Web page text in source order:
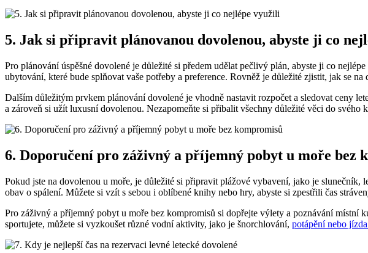
5. Jak si ⁤připravit plánovanou⁤ dovolenou, ⁢abyste ji⁢ co
Pro plánování úspěšné dovolené je důležité si předem udělat pečlivý plán, abyste⁤ ji co⁢
ubytování, ‌které bude‌ splňovat vaše potřeby a preference. Rovněž je důležité zjistit, jak se
Dalším‌ důležitým prvkem plánování dovolené je vhodně nastavit rozpočet a sledovat ceny
a zároveň ​si užít ⁣luxusní dovolenou.‌ Nezapomeňte si přibalit všechny důležité věci do svého
6. Doporučení pro záživný a příjemný pobyt u moře bez
Pokud jste na dovolenou ⁤u moře, je důležité si připravit plážové vybavení, jako je
obav o spálení. Můžete si vzít s sebou i oblíbené knihy nebo ‍hry, abyste si zpestřili čas⁢
Pro záživný a příjemný pobyt u moře bez ⁣kompromisů si ⁤dopřejte výlety a poznávání místní
⁤sportujete, můžete si ⁤vyzkoušet ⁤různé vodní aktivity, jako je šnorchlování, potápění nebo